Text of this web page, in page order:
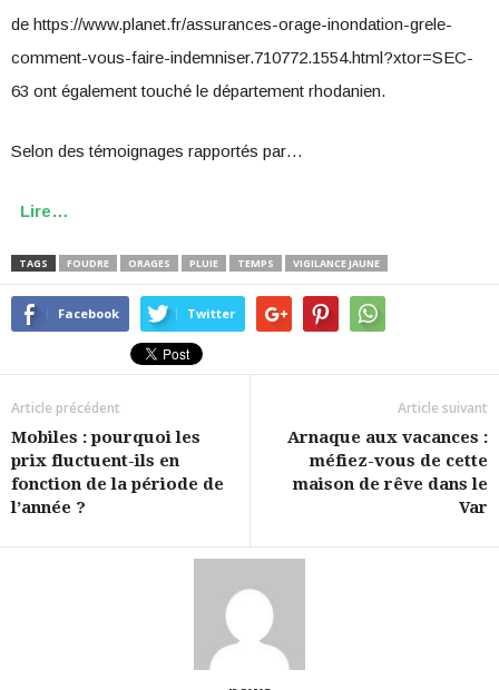
de https://www.planet.fr/assurances-orage-inondation-grele-
comment-vous-faire-indemniser.710772.1554.html?xtor=SEC-
63 ont également touché le département rhodanien.
Selon des témoignages rapportés par…
Lire…
TAGS FOUDRE ORAGES PLUIE TEMPS VIGILANCE JAUNE
Facebook Twitter
Article précédent
Mobiles : pourquoi les
prix fluctuent-ils en
fonction de la période de
l’année ?
Article suivant
Arnaque aux vacances :
méfiez-vous de cette
maison de rêve dans le
Var